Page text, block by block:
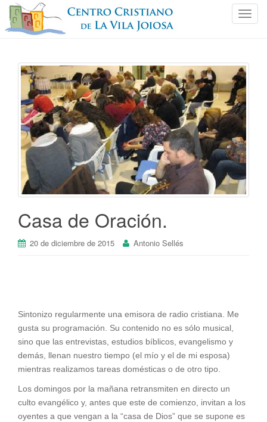
C
i
a
r
n
a
v
e
g
a
c
Casa de Oración.
20 de diciembre de 2015 Antonio Sellés
Sintonizo regularmente una emisora de radio cristiana. Me
gusta su programación. Su contenido no es sólo musical,
sino que las entrevistas, estudios bíblicos, evangelismo y
demás, llenan nuestro tiempo (el mío y el de mi esposa)
mientras realizamos tareas domésticas o de otro tipo.
Los domingos por la mañana retransmiten en directo un
culto evangélico y, antes que este de comienzo, invitan a los
oyentes a que vengan a la “casa de Dios” que se supone es